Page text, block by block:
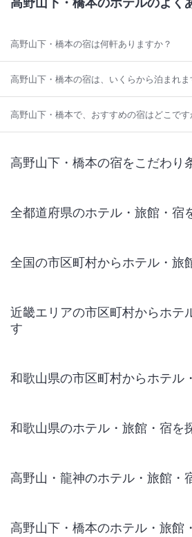
高野山下・橋本の宿は何軒ありますか？
高野山下・橋本の宿は、いくらから泊まれま
高野山下・橋本で、おすすめの宿はどこです
高野山下・橋本の宿をこだわり
全都道府県のホテル・旅館・宿
全国の市区町村からホテル・旅
近畿エリアの市区町村からホテ
す
和歌山県の市区町村からホテル
和歌山県のホテル・旅館・宿を
高野山・龍神のホテル・旅館・
高野山下・橋本のホテル・旅館